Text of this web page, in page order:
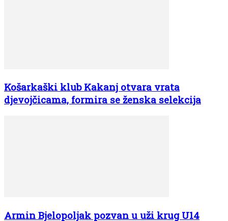
Košarkaški klub Kakanj otvara vrata
djevojčicama, formira se ženska selekcija
Armin Bjelopoljak pozvan u uži krug U14